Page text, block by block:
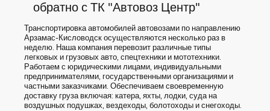
обратно с ТК "Автовоз Центр"
Транспортировка автомобилей автовозами по направлению
Арзамас-Кисловодск осуществляются несколько раз в
неделю. Наша компания перевозит различные типы
легковых и грузовых авто, спецтехники и мототехники.
Работаем с юридическими лицами, индивидуальными
предпринимателями, государственными организациями и
частными заказчиками. Обеспечиваем своевременную
доставку груза включая: катера, яхты, лодки, суда на
воздушных подушках, вездеходы, болотоходы и снегоходы.